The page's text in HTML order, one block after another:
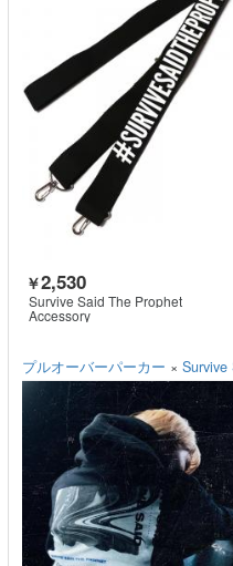
￥2,530
Survive Said The Prophet
Accessory
プルオーバーパーカー × Survive